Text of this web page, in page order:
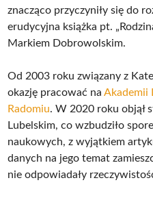
znacząco przyczyniły się do
erudycyjna książka pt.
Markiem Dobrowolskim.
Od 2003 roku związany z
okazję pracować naAkademii
Radomiu. W 2020 roku objął
Lubelskim, co wzbudziło
naukowych, z wyjątkiem
danych na jego temat
nie odpowiadały